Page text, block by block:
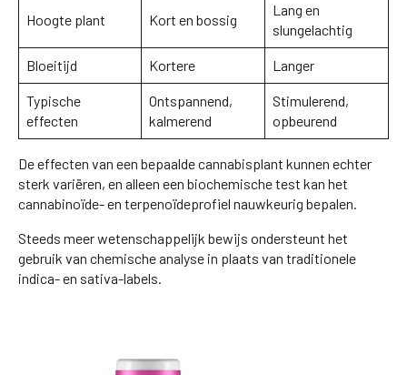
Hoogte plant Kort en bossig
Lang en
slungelachtig
Bloeitijd Kortere Langer
Typische
effecten
Ontspannend,
kalmerend
Stimulerend,
opbeurend
De effecten van een bepaalde cannabisplant kunnen echter
sterk variëren, en alleen een biochemische test kan het
cannabinoïde- en terpenoïdeprofiel nauwkeurig bepalen.
Steeds meer wetenschappelijk bewijs ondersteunt het
gebruik van chemische analyse in plaats van traditionele
indica- en sativa-labels.